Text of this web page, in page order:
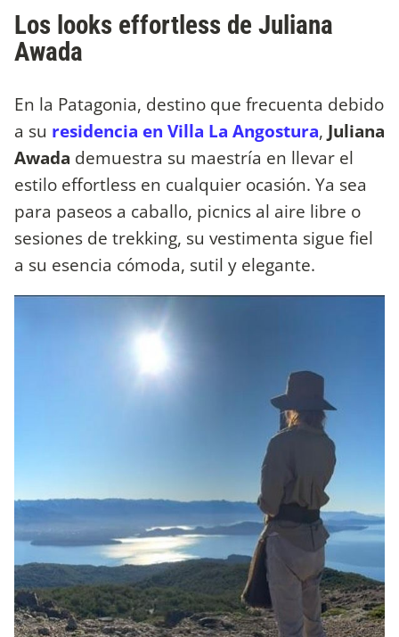
Los looks effortless de Juliana
Awada
En la Patagonia, destino que frecuenta debido
a su residencia en Villa La Angostura, Juliana
Awada demuestra su maestría en llevar el
estilo effortless en cualquier ocasión. Ya sea
para paseos a caballo, picnics al aire libre o
sesiones de trekking, su vestimenta sigue fiel
a su esencia cómoda, sutil y elegante.